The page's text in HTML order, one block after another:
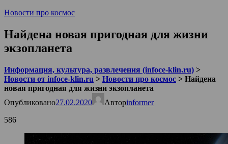
Новости про космос
Найдена новая пригодная для жизни
экзопланета
Информация, культура, развлечения (infoce-klin.ru) >
Новости от infoce-klin.ru > Новости про космос > Найдена
новая пригодная для жизни экзопланета
Опубликовано27.02.2020 Авторinformer
586